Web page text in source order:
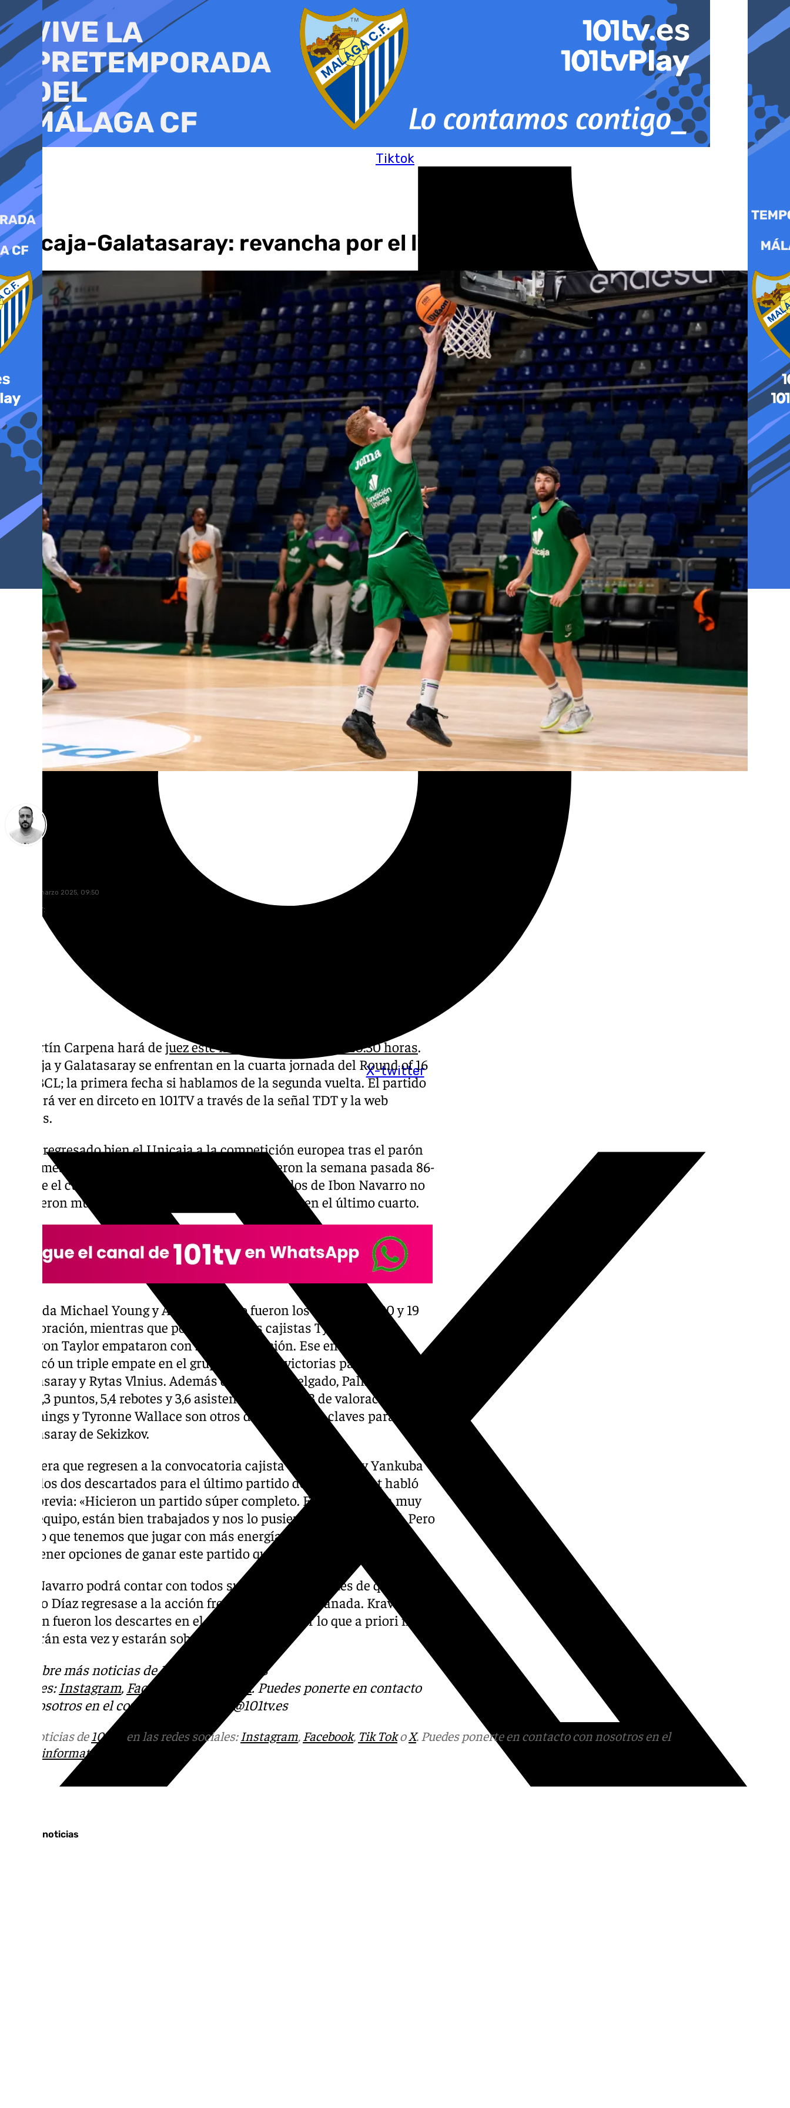
al
contenido
Tiktok
X-twitter
Unicaja-Galatasaray: revancha por el liderato en BCL
martes, 11 marzo 2025, 09:50
Compartir:
El Martín Carpena hará de juez este martes a partir de las 20.30 horas.
Unicaja y Galatasaray se enfrentan en la cuarta jornada del Round of 16
de la BCL; la primera fecha si hablamos de la segunda vuelta. El partido
se podrá ver en dirceto en 101TV a través de la señal TDT y la web
101tv.es.
No ha regresado bien el Unicaja a la competición europea tras el parón
de un mes de la misma. Los malagueños perdieron la semana pasada 86-
84 ante el cuadro turco. Fue un partido en el que los de Ibon Navarro no
estuvieron muy metidos y no les bastó con apretar en el último cuarto.
En la ida Michael Young y Ángel Delgado fueron los mejores co 20 y 19
de valoración, mientras que por parte de los cajistas Tyson Pérez y
Kameron Taylor empataron con 20 de valoración. Ese encuentro
significó un triple empate en el grupo J con dos victorias para Unicaja,
Galatasaray y Rytas Vlnius. Además de Young y Delgado, Palmer destaca
con 14,3 puntos, 5,4 rebotes y 3,6 asistencias para 14,3 de valoración. Will
Cummings y Tyronne Wallace son otros dos jugadores claves para el
Galatasaray de Sekizkov.
Se espera que regresen a la convocatoria cajista Tyson Pérez y Yankuba
Sima, los dos descartados para el último partido de liga. El pívot habló
en la previa: «Hicieron un partido súper completo. Ellos tienen un muy
buen equipo, están bien trabajados y nos lo pusieron muy difícil allí. Pero
yo creo que tenemos que jugar con más energía el partido de mañana
para tener opciones de ganar este partido que es clave».
Ibon Navarro podrá contar con todos sus efectivos después de que
Alberto Díaz regresase a la acción frente al Covirán Granada. Kravish y el
capitán fueron los descartes en el partido de ida, por lo que a priori no
repetirán esta vez y estarán sobre el parquet.
Descubre más noticias de101TV
en las redes
sociales: Instagram, Facebook X. Puedes ponerte en contacto
con nosotros en el correo
informativos@101tv.es
Más noticias de 101TV en las redes sociales: Instagram, Facebook, Tik TokoX. Puedes ponerte en contacto con nosotros en el
informativos@101tv.es
Últimas noticias